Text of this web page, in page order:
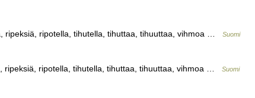
ripeksiä, ripotella, tihutella, tihuttaa, tihuuttaa, vihmoa …
Suomi
ripeksiä, ripotella, tihutella, tihuttaa, tihuuttaa, vihmoa …
Suomi